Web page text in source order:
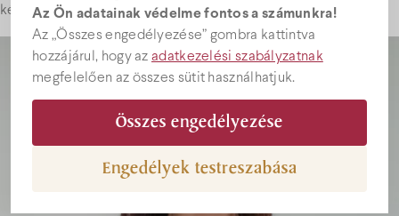
Az Ön adatainak védelme fontos a számunkra!
Az „Összes engedélyezése” gombra kattintva
hozzájárul, hogy azadatkezelési szabályzatnak
megfelelően az összes sütit használhatjuk.
Összes engedélyezése
Engedélyek testreszabása
készítettünk interjút.